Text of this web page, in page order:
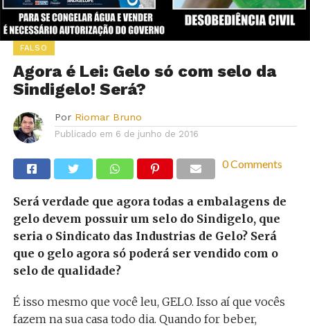
FALSO
Agora é Lei: Gelo só com selo da
Sindigelo! Será?
Por Riomar Bruno
Publicado em 6 de junho de 2016
0 Comments
Será verdade que agora todas a embalagens de
gelo devem possuir um selo do Sindigelo, que
seria o Sindicato das Industrias de Gelo? Será
que o gelo agora só poderá ser vendido com o
selo de qualidade?
É isso mesmo que você leu, GELO. Isso aí que vocês
fazem na sua casa todo dia. Quando for beber,